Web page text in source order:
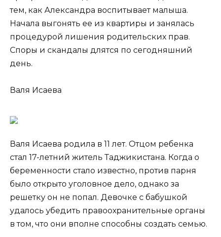
тем, как Александра воспитывает малыша.
Начала выгонять ее из квартиры и занялась
процедурой лишения родительских прав.
Споры и скандалы длятся по сегодняшний
день.
Валя Исаева
Валя Исаева родила в 11 лет. Отцом ребенка
стал 17-летний житель Таджикистана. Когда о
беременности стало известно, против парня
было открыто уголовное дело, однако за
решетку он не попал. Девочке с бабушкой
удалось убедить правоохранительные органы
в том, что они вполне способны создать семью.